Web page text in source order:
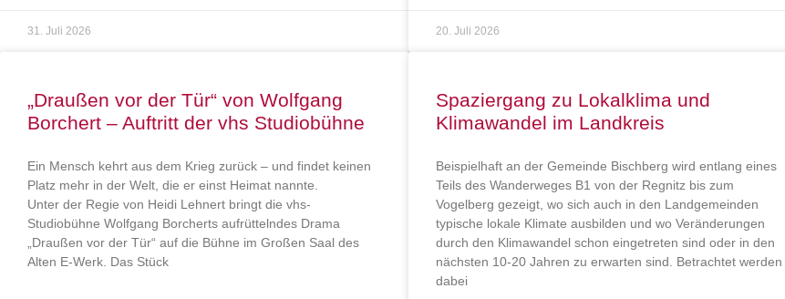
31. Juli 2026 20. Juli 2026
„Draußen vor der Tür“ von Wolfgang
Borchert – Auftritt der vhs Studiobühne
Ein Mensch kehrt aus dem Krieg zurück – und findet keinen
Platz mehr in der Welt, die er einst Heimat nannte.
Unter der Regie von Heidi Lehnert bringt die vhs-
Studiobühne Wolfgang Borcherts aufrüttelndes Drama
„Draußen vor der Tür“ auf die Bühne im Großen Saal des
Alten E-Werk. Das Stück
Spaziergang zu Lokalklima und
Klimawandel im Landkreis
Beispielhaft an der Gemeinde Bischberg wird entlang eines
Teils des Wanderweges B1 von der Regnitz bis zum
Vogelberg gezeigt, wo sich auch in den Landgemeinden
typische lokale Klimate ausbilden und wo Veränderungen
durch den Klimawandel schon eingetreten sind oder in den
nächsten 10-20 Jahren zu erwarten sind. Betrachtet werden
dabei